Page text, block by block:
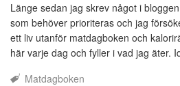
Länge sedan jag skrev något i
som behöver prioriteras och jag
ett liv utanför matdagboken och
här varje dag och fyller i vad jag äter.
Matdagboken